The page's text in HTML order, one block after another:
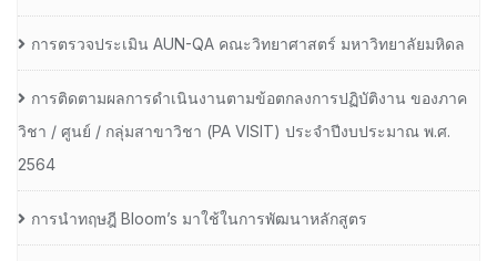
การตรวจประเมิน AUN-QA คณะวิทยาศาสตร์ มหาวิทยาลัยมหิดล
การติดตามผลการดำเนินงานตามข้อตกลงการปฏิบัติงาน ของภาค
วิชา / ศูนย์ / กลุ่มสาขาวิชา (PA VISIT) ประจำปีงบประมาณ พ.ศ.​
2564
การนำทฤษฎี Bloom’s มาใช้ในการพัฒนาหลักสูตร